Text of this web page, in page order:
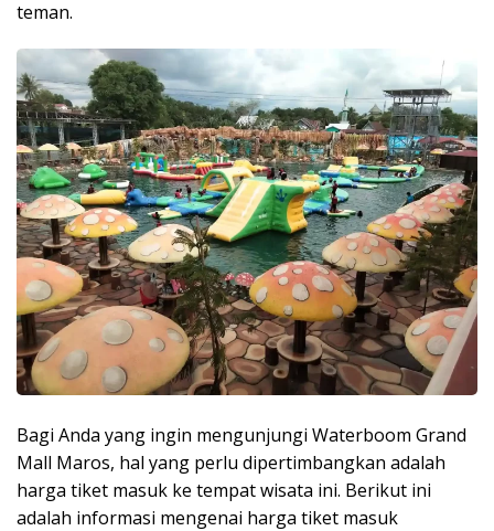
teman.
Bagi Anda yang ingin mengunjungi Waterboom Grand
Mall Maros, hal yang perlu dipertimbangkan adalah
harga tiket masuk ke tempat wisata ini. Berikut ini
adalah informasi mengenai harga tiket masuk